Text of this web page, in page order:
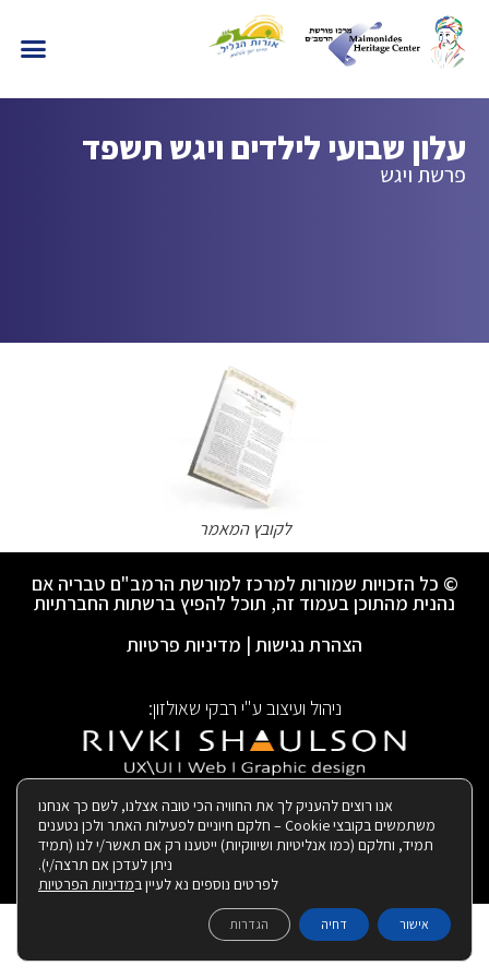
עלון שבועי לילדים ויגש תשפד
פרשת ויגש
לקובץ המאמר
© כל הזכויות שמורות למרכז למורשת הרמב"ם טבריה אם
נהנית מהתוכן בעמוד זה, תוכל להפיץ ברשתות החברתיות
הצהרת נגישות | מדיניות פרטיות
ניהול ועיצוב ע"י רבקי שאולזון:
| בנייה ותחזוקת האתר:
אנו רוצים להעניק לך את החוויה הכי טובה אצלנו, לשם כך אנחנו
משתמשים בקובצי Cookie – חלקם חיוניים לפעילות האתר ולכן נטענים
תמיד, וחלקם (כמו אנליטיות ושיווקיות) ייטענו רק אם תאשר/י לנו (תמיד
ניתן לעדכן אם תרצה/י).
לפרטים נוספים נא לעיין במדיניות הפרטיות
אישור דחיה הגדרות